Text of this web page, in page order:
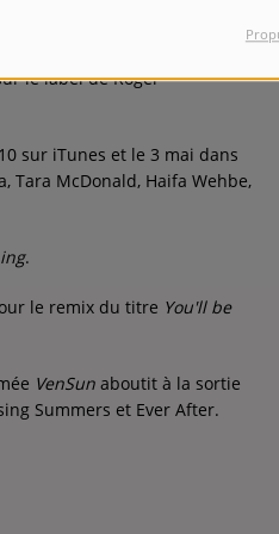
le label de Roger
sur iTunes et le 3 mai dans
Tara McDonald, Haifa Wehbe,
.
le remix du titre You'll be
VenSun aboutit à la sortie
Summers et Ever After.